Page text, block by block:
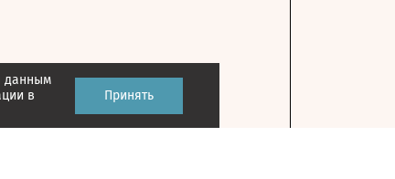
данным
в
Принять